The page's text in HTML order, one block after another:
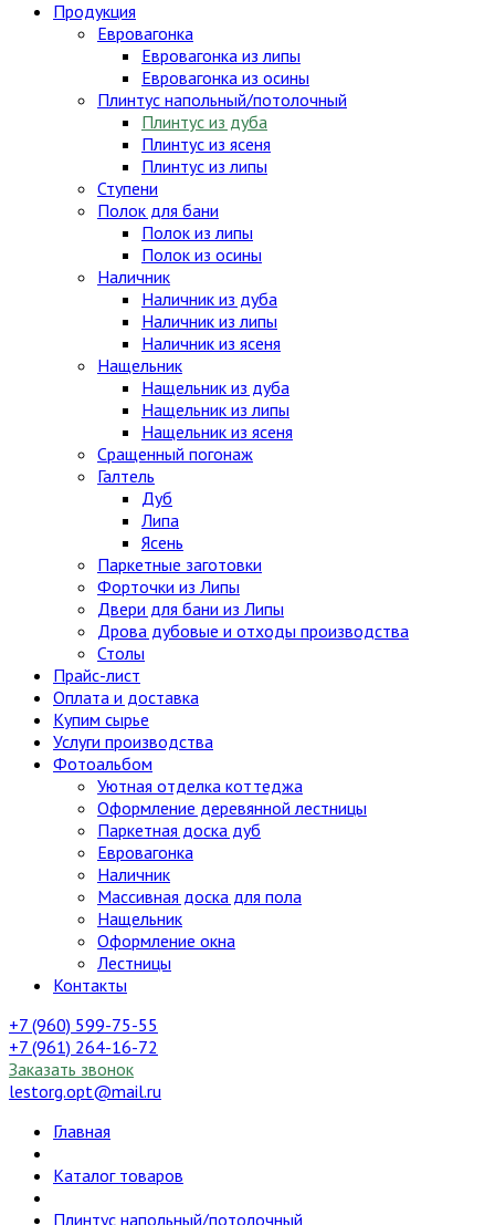
Продукция
Евровагонка
Евровагонка из липы
Евровагонка из осины
Плинтус напольный/потолочный
Плинтус из дуба
Плинтус из ясеня
Плинтус из липы
Ступени
Полок для бани
Полок из липы
Полок из осины
Наличник
Наличник из дуба
Наличник из липы
Наличник из ясеня
Нащельник
Нащельник из дуба
Нащельник из липы
Нащельник из ясеня
Сращенный погонаж
Галтель
Дуб
Липа
Ясень
Паркетные заготовки
Форточки из Липы
Двери для бани из Липы
Дрова дубовые и отходы производства
Столы
Прайс-лист
Оплата и доставка
Купим сырье
Услуги производства
Фотоальбом
Уютная отделка коттеджа
Оформление деревянной лестницы
Паркетная доска дуб
Евровагонка
Наличник
Массивная доска для пола
Нащельник
Оформление окна
Лестницы
Контакты
+7 (960) 599-75-55
+7 (961) 264-16-72
Заказать звонок
lestorg.opt@mail.ru
Главная
Каталог товаров
Плинтус напольный/потолочный